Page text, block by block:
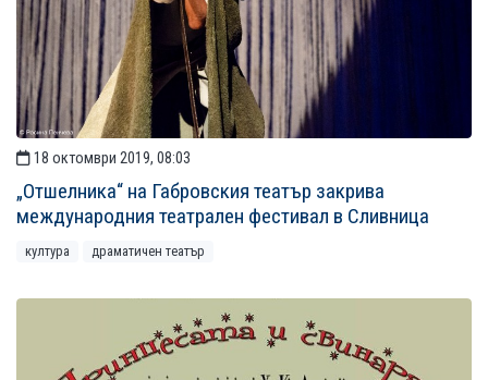
18 октомври 2019, 08:03
„Отшелника“ на Габровския театър закрива
международния театрален фестивал в Сливница
култура драматичен театър